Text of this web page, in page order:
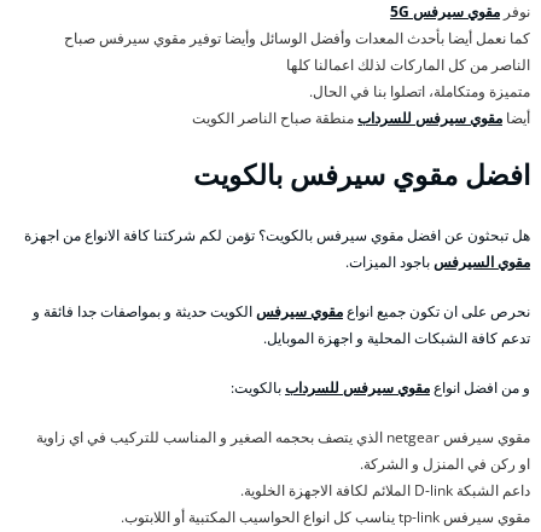
نوفر مقوي سيرفس 5G
كما نعمل أيضا بأحدث المعدات وأفضل الوسائل وأيضا توفير مقوي سيرفس صباح
الناصر من كل الماركات لذلك اعمالنا كلها
متميزة ومتكاملة، اتصلوا بنا في الحال.
أيضا مقوي سيرفس للسردابمنطقة صباح الناصر الكويت
افضل مقوي سيرفس بالكويت
هل تبحثون عن افضل مقوي سيرفس بالكويت؟ تؤمن لكم شركتنا كافة الانواع من اجهزة
مقوي السيرفسباجود الميزات.
نحرص على ان تكون جميع انواعمقوي سيرفسالكويت حديثة و بمواصفات جدا فائقة و
تدعم كافة الشبكات المحلية و اجهزة الموبايل.
و من افضل انواعمقوي سيرفس للسرداببالكويت:
مقوي سيرفس netgear الذي يتصف بحجمه الصغير و المناسب للتركيب في اي زاوية
او ركن في المنزل و الشركة.
داعم الشبكة D-link الملائم لكافة الاجهزة الخلوية.
مقوي سيرفس tp-link يناسب كل انواع الحواسيب المكتبية أو اللابتوب.